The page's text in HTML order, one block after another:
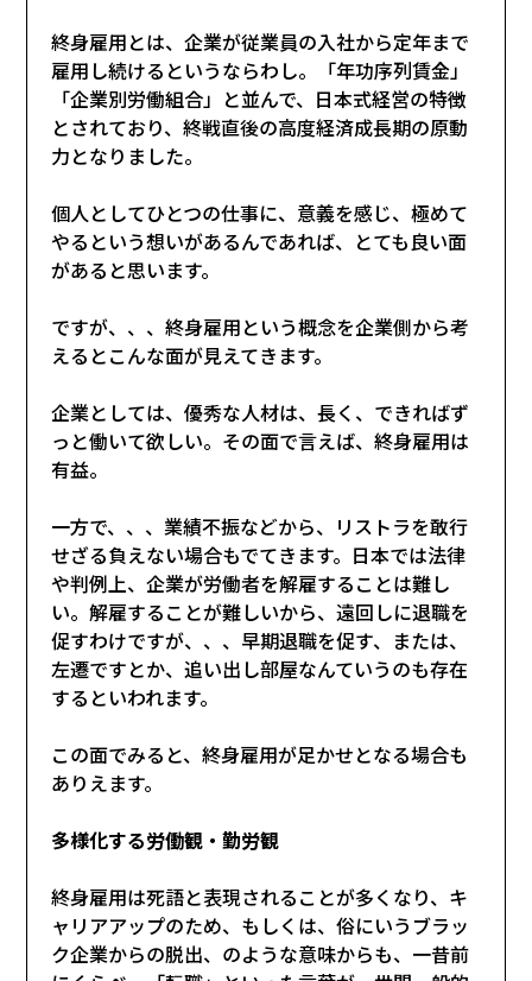
終身雇用とは、企業が従業員の入社から定年まで
雇用し続けるというならわし。「年功序列賃金」
「企業別労働組合」と並んで、日本式経営の特徴
とされており、終戦直後の高度経済成長期の原動
力となりました。
個人としてひとつの仕事に、意義を感じ、極めて
やるという想いがあるんであれば、とても良い面
があると思います。
ですが、、、終身雇用という概念を企業側から考
えるとこんな面が見えてきます。
企業としては、優秀な人材は、長く、できればず
っと働いて欲しい。その面で言えば、終身雇用は
有益。
一方で、、、業績不振などから、リストラを敢行
せざる負えない場合もでてきます。日本では法律
や判例上、企業が労働者を解雇することは難し
い。解雇することが難しいから、遠回しに退職を
促すわけですが、、、早期退職を促す、または、
左遷ですとか、追い出し部屋なんていうのも存在
するといわれます。
この面でみると、終身雇用が足かせとなる場合も
ありえます。
多様化する労働観・勤労観
終身雇用は死語と表現されることが多くなり、キ
ャリアアップのため、もしくは、俗にいうブラッ
ク企業からの脱出、のような意味からも、一昔前